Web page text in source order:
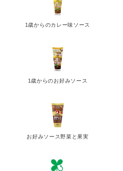
1歳からのカレー味ソース
1歳からのお好みソース
お好みソース野菜と果実
Japanese